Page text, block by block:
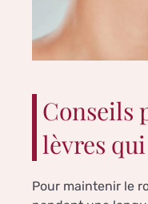
Conseils
lèvres
Pour maintenir le